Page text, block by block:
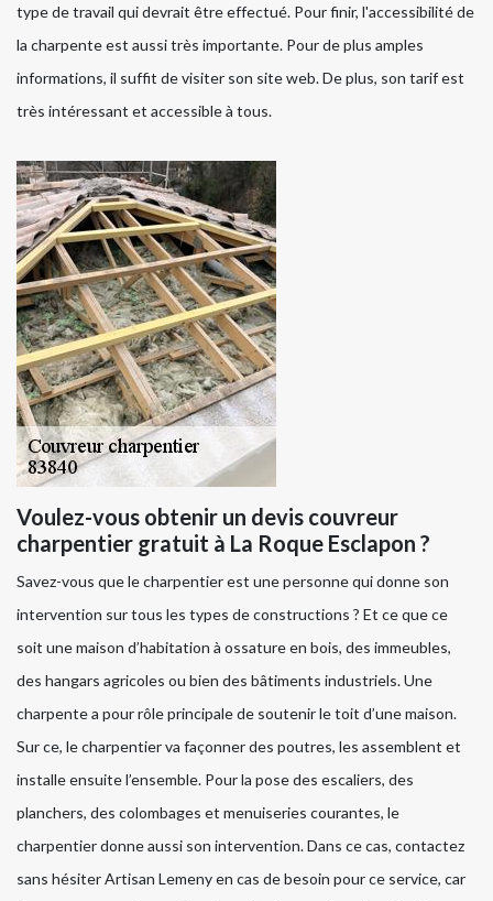
type de travail qui devrait être effectué. Pour finir, l'accessibilité de
la charpente est aussi très importante. Pour de plus amples
informations, il suffit de visiter son site web. De plus, son tarif est
très intéressant et accessible à tous.
Voulez-vous obtenir un devis couvreur
charpentier gratuit à La Roque Esclapon ?
Savez-vous que le charpentier est une personne qui donne son
intervention sur tous les types de constructions ? Et ce que ce
soit une maison d’habitation à ossature en bois, des immeubles,
des hangars agricoles ou bien des bâtiments industriels. Une
charpente a pour rôle principale de soutenir le toit d’une maison.
Sur ce, le charpentier va façonner des poutres, les assemblent et
installe ensuite l’ensemble. Pour la pose des escaliers, des
planchers, des colombages et menuiseries courantes, le
charpentier donne aussi son intervention. Dans ce cas, contactez
sans hésiter Artisan Lemeny en cas de besoin pour ce service, car